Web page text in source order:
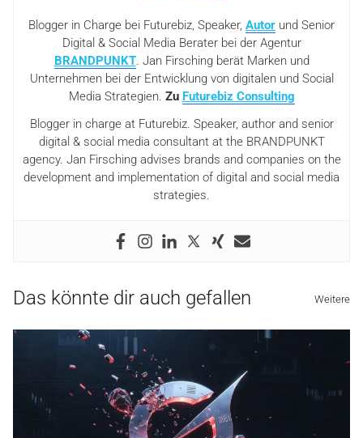
Blogger in Charge bei Futurebiz, Speaker, Autor und Senior
Digital & Social Media Berater bei der Agentur
BRANDPUNKT. Jan Firsching berät Marken und
Unternehmen bei der Entwicklung von digitalen und Social
Media Strategien. Zu Futurebiz Consulting
Blogger in charge at Futurebiz. Speaker, author and senior
digital & social media consultant at the BRANDPUNKT
agency. Jan Firsching advises brands and companies on the
development and implementation of digital and social media
strategies.
Das könnte dir auch gefallen Weitere